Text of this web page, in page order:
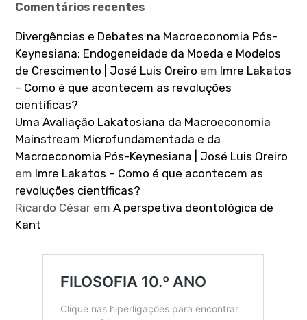
Comentários recentes
Divergências e Debates na Macroeconomia Pós-
Keynesiana: Endogeneidade da Moeda e Modelos
de Crescimento | José Luis Oreiro em Imre Lakatos
– Como é que acontecem as revoluções
científicas?
Uma Avaliação Lakatosiana da Macroeconomia
Mainstream Microfundamentada e da
Macroeconomia Pós-Keynesiana | José Luis Oreiro
em Imre Lakatos – Como é que acontecem as
revoluções científicas?
Ricardo César emA perspetiva deontológica de
Kant